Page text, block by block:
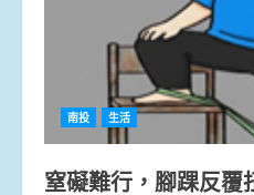
南投 生活
窒礙難行，腳踝反